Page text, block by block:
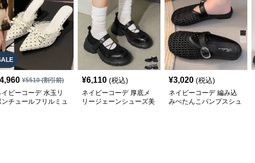
4,960 ¥5510(割引前)
イビーコーデ 水玉リ
ンチュールフリルミュ
¥6,110 (税込)
ネイビーコーデ 厚底メ
リージェーンシューズ美
¥3,020 (税込)
ネイビーコーデ 編み込
みぺたんこパンプスシュ